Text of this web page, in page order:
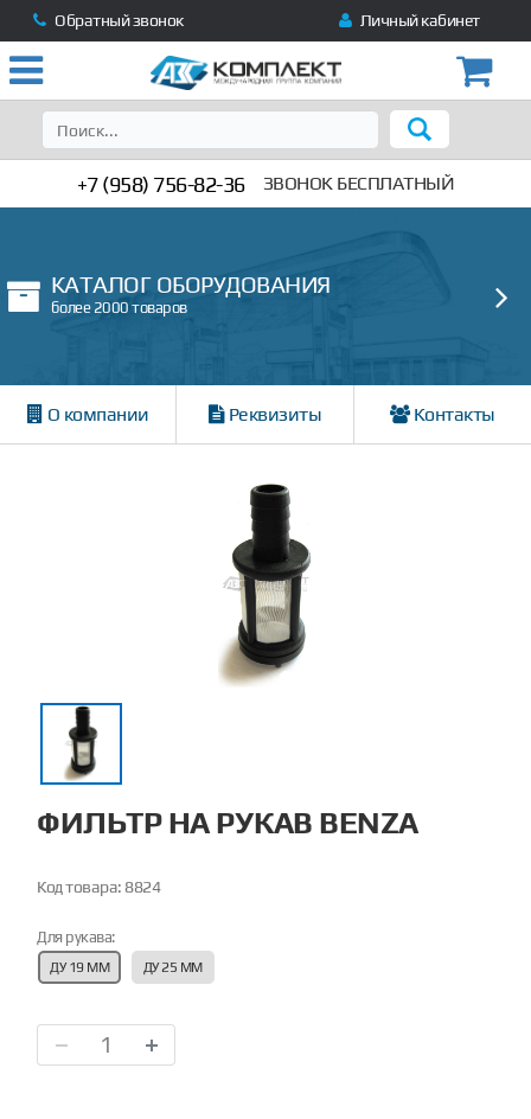
Обратный звонок Личный кабинет
+7 (958) 756-82-36 ЗВОНОК БЕСПЛАТНЫЙ
КАТАЛОГ ОБОРУДОВАНИЯ
более 2000 товаров
О компании Реквизиты Контакты
ФИЛЬТР НА РУКАВ BENZA
Код товара:8824
Для рукава:
ДУ 19 ММ ДУ 25 ММ